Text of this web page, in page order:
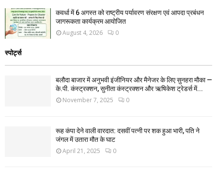
कवर्धा में 6 अगस्त को राष्ट्रीय पर्यावरण संरक्षण एवं आपदा प्रबंधन
जागरूकता कार्यक्रम आयोजित
August 4, 2026 0
स्पोर्ट्स
बलौदा बाजार में अनुभवी इंजीनियर और मैनेजर के लिए सुनहरा मौका —
के.पी. कंस्ट्रक्शन, सुनीता कंस्ट्रक्शन और ऋषिकेश ट्रेडर्स में...
November 7, 2025 0
रूह कंपा देने वाली वारदात: दसवीं पत्नी पर शक हुआ भारी, पति ने
जंगल में उतारा मौत के घाट
April 21, 2025 0